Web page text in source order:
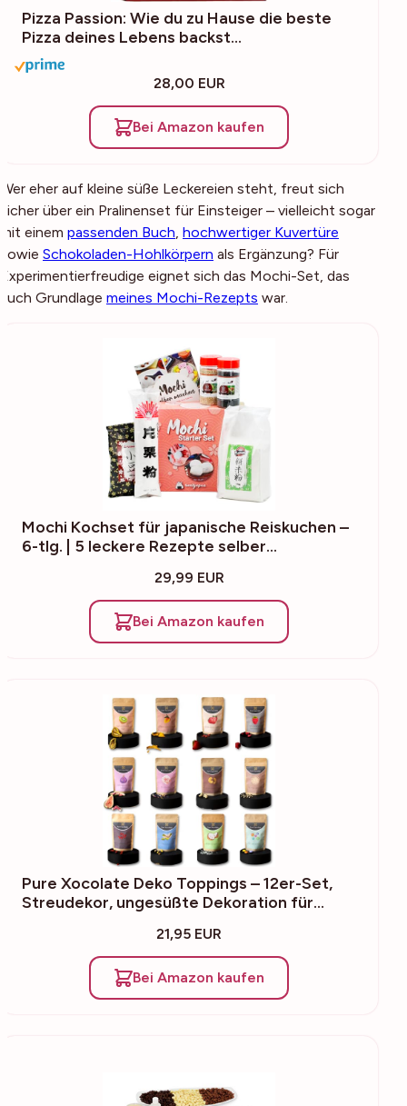
Pizza Passion: Wie du zu Hause die beste
Pizza deines Lebens backst…
28,00 EUR
Bei Amazon kaufen
Wer eher auf kleine süße Leckereien steht, freut sich
sicher über ein Pralinenset für Einsteiger – vielleicht sogar
mit einem passenden Buch, hochwertiger Kuvertüre
sowie Schokoladen-Hohlkörpern als Ergänzung? Für
Experimentierfreudige eignet sich das Mochi-Set, das
auch Grundlage meines Mochi-Rezepts war.
Mochi Kochset für japanische Reiskuchen –
6-tlg. | 5 leckere Rezepte selber…
29,99 EUR
Bei Amazon kaufen
Pure Xocolate Deko Toppings – 12er-Set,
Streudekor, ungesüßte Dekoration für…
21,95 EUR
Bei Amazon kaufen